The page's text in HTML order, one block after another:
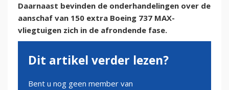
Daarnaast bevinden de onderhandelingen over de
aanschaf van 150 extra Boeing 737 MAX-
vliegtuigen zich in de afrondende fase.
Dit artikel verder lezen?
Bent u nog geen member van